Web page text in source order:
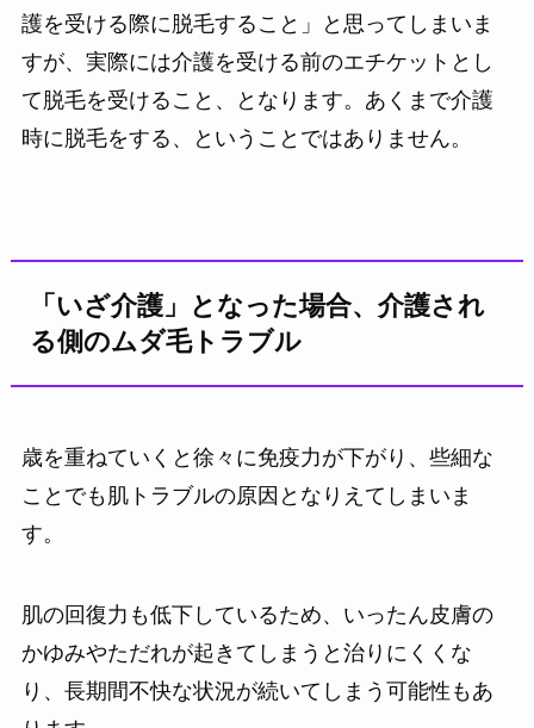
護を受ける際に脱毛すること」と思ってしまいま
すが、実際には介護を受ける前のエチケットとし
て脱毛を受けること、となります。あくまで介護
時に脱毛をする、ということではありません。
「いざ介護」となった場合、介護され
る側のムダ毛トラブル
歳を重ねていくと徐々に免疫力が下がり、些細な
ことでも肌トラブルの原因となりえてしまいま
す。
肌の回復力も低下しているため、いったん皮膚の
かゆみやただれが起きてしまうと治りにくくな
り、長期間不快な状況が続いてしまう可能性もあ